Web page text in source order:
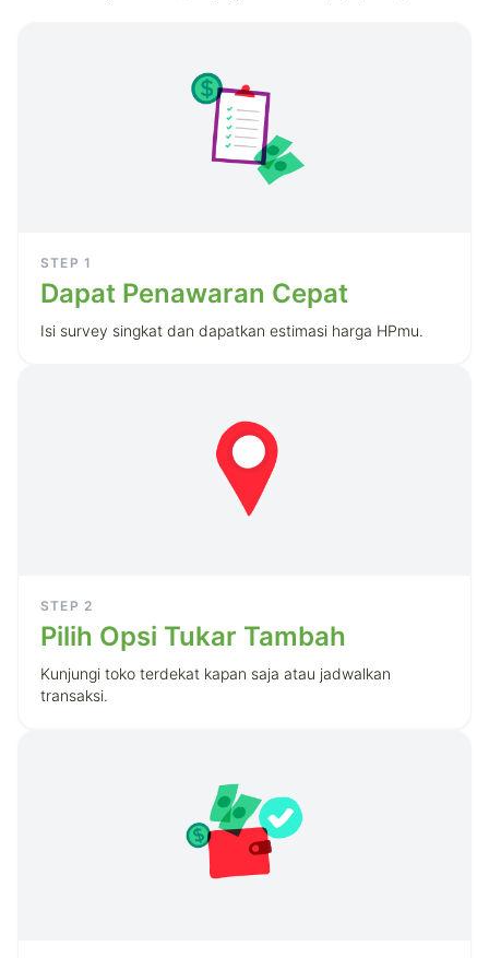
STEP 1
Dapat Penawaran Cepat
Isi survey singkat dan dapatkan estimasi harga HPmu.
STEP 2
Pilih Opsi Tukar Tambah
Kunjungi toko terdekat kapan saja atau jadwalkan
transaksi.